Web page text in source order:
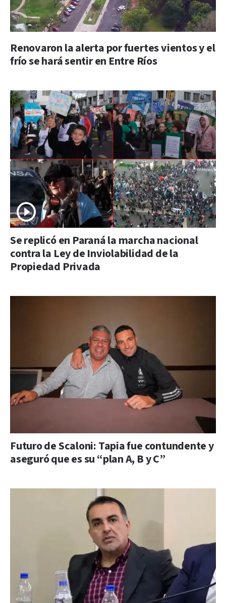
Renovaron la alerta por fuertes vientos y el
frío se hará sentir en Entre Ríos
Se replicó en Paraná la marcha nacional
contra la Ley de Inviolabilidad de la
Propiedad Privada
Futuro de Scaloni: Tapia fue contundente y
aseguró que es su “plan A, B y C”